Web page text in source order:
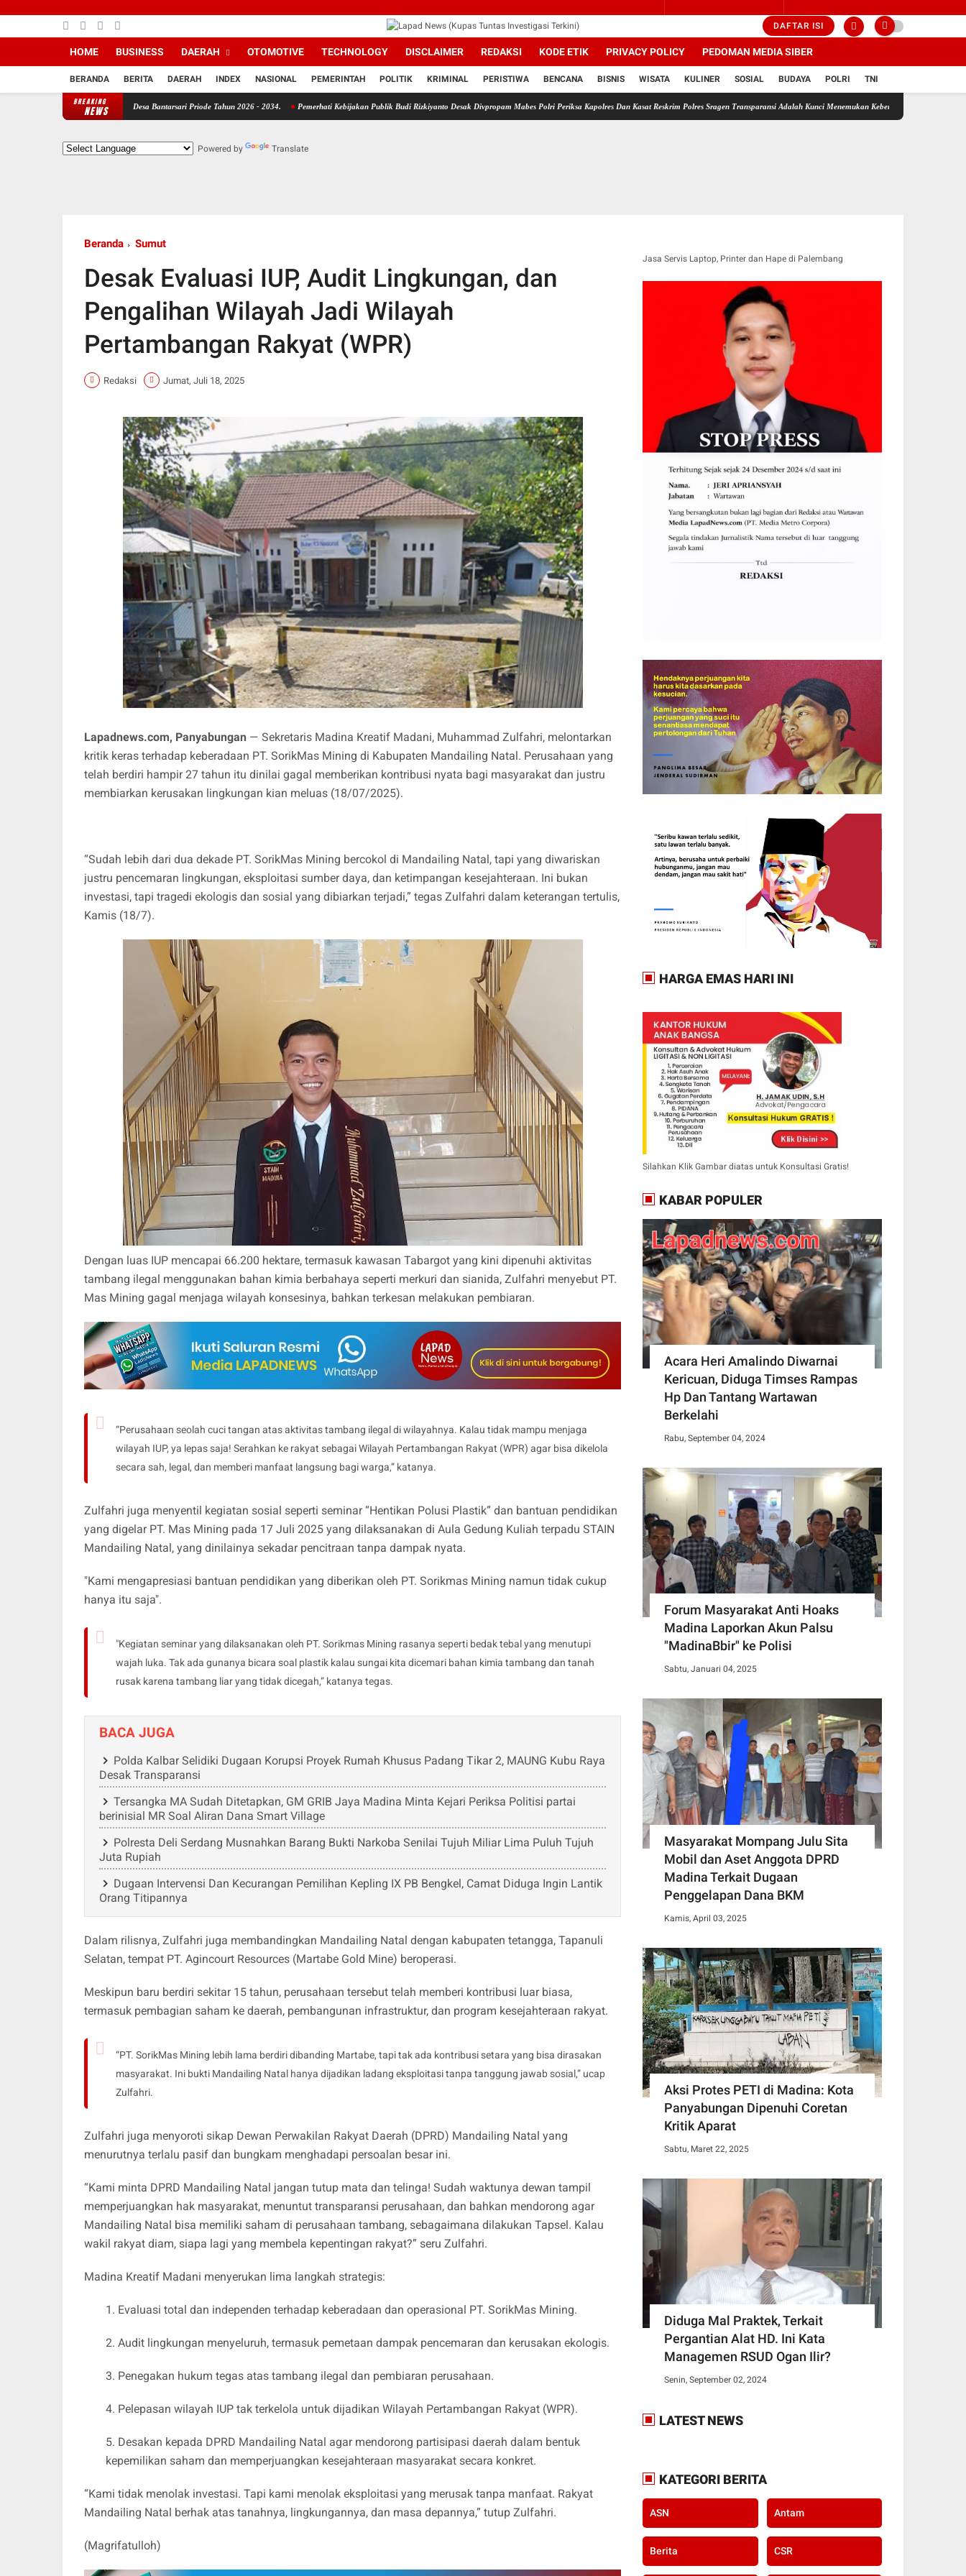
DAFTAR ISI
HOME BUSINESS DAERAH OTOMOTIVE TECHNOLOGY DISCLAIMER REDAKSI KODE ETIK PRIVACY POLICY PEDOMAN MEDIA SIBER
BERANDA BERITA DAERAH INDEX NASIONAL PEMERINTAH POLITIK KRIMINAL PERISTIWA BENCANA BISNIS WISATA KULINER SOSIAL BUDAYA POLRI TNI
BREAKING
NEWS
Calon Kepala Desa Bantarsari Priode Tahun 2026 - 2034. Pemerhati Kebijakan Publik Budi Rizkiyanto Desak Divpropam Mabes Polri Periksa Kapolres Dan Kasat Reskrim Polres Sragen Transparansi Adalah Kunci Menemukan Kebenaran Wujud Nyata Polri
Powered by Translate
Beranda Sumut
Desak Evaluasi IUP, Audit Lingkungan, dan
Pengalihan Wilayah Jadi Wilayah
Pertambangan Rakyat (WPR)
Redaksi Jumat, Juli 18, 2025
Lapadnews.com, Panyabungan — Sekretaris Madina Kreatif Madani, Muhammad Zulfahri, melontarkan
kritik keras terhadap keberadaan PT. SorikMas Mining di Kabupaten Mandailing Natal. Perusahaan yang
telah berdiri hampir 27 tahun itu dinilai gagal memberikan kontribusi nyata bagi masyarakat dan justru
membiarkan kerusakan lingkungan kian meluas (18/07/2025).
“Sudah lebih dari dua dekade PT. SorikMas Mining bercokol di Mandailing Natal, tapi yang diwariskan
justru pencemaran lingkungan, eksploitasi sumber daya, dan ketimpangan kesejahteraan. Ini bukan
investasi, tapi tragedi ekologis dan sosial yang dibiarkan terjadi,” tegas Zulfahri dalam keterangan tertulis,
Kamis (18/7).
Dengan luas IUP mencapai 66.200 hektare, termasuk kawasan Tabargot yang kini dipenuhi aktivitas
tambang ilegal menggunakan bahan kimia berbahaya seperti merkuri dan sianida, Zulfahri menyebut PT.
Mas Mining gagal menjaga wilayah konsesinya, bahkan terkesan melakukan pembiaran.
“Perusahaan seolah cuci tangan atas aktivitas tambang ilegal di wilayahnya. Kalau tidak mampu menjaga
wilayah IUP, ya lepas saja! Serahkan ke rakyat sebagai Wilayah Pertambangan Rakyat (WPR) agar bisa dikelola
secara sah, legal, dan memberi manfaat langsung bagi warga,” katanya.
Zulfahri juga menyentil kegiatan sosial seperti seminar “Hentikan Polusi Plastik” dan bantuan pendidikan
yang digelar PT. Mas Mining pada 17 Juli 2025 yang dilaksanakan di Aula Gedung Kuliah terpadu STAIN
Mandailing Natal, yang dinilainya sekadar pencitraan tanpa dampak nyata.
"Kami mengapresiasi bantuan pendidikan yang diberikan oleh PT. Sorikmas Mining namun tidak cukup
hanya itu saja".
"Kegiatan seminar yang dilaksanakan oleh PT. Sorikmas Mining rasanya seperti bedak tebal yang menutupi
wajah luka. Tak ada gunanya bicara soal plastik kalau sungai kita dicemari bahan kimia tambang dan tanah
rusak karena tambang liar yang tidak dicegah,” katanya tegas.
BACA JUGA
Polda Kalbar Selidiki Dugaan Korupsi Proyek Rumah Khusus Padang Tikar 2, MAUNG Kubu Raya
Desak Transparansi
Tersangka MA Sudah Ditetapkan, GM GRIB Jaya Madina Minta Kejari Periksa Politisi partai
berinisial MR Soal Aliran Dana Smart Village
Polresta Deli Serdang Musnahkan Barang Bukti Narkoba Senilai Tujuh Miliar Lima Puluh Tujuh
Juta Rupiah
Dugaan Intervensi Dan Kecurangan Pemilihan Kepling IX PB Bengkel, Camat Diduga Ingin Lantik
Orang Titipannya
Dalam rilisnya, Zulfahri juga membandingkan Mandailing Natal dengan kabupaten tetangga, Tapanuli
Selatan, tempat PT. Agincourt Resources (Martabe Gold Mine) beroperasi.
Meskipun baru berdiri sekitar 15 tahun, perusahaan tersebut telah memberi kontribusi luar biasa,
termasuk pembagian saham ke daerah, pembangunan infrastruktur, dan program kesejahteraan rakyat.
“PT. SorikMas Mining lebih lama berdiri dibanding Martabe, tapi tak ada kontribusi setara yang bisa dirasakan
masyarakat. Ini bukti Mandailing Natal hanya dijadikan ladang eksploitasi tanpa tanggung jawab sosial,” ucap
Zulfahri.
Zulfahri juga menyoroti sikap Dewan Perwakilan Rakyat Daerah (DPRD) Mandailing Natal yang
menurutnya terlalu pasif dan bungkam menghadapi persoalan besar ini.
“Kami minta DPRD Mandailing Natal jangan tutup mata dan telinga! Sudah waktunya dewan tampil
memperjuangkan hak masyarakat, menuntut transparansi perusahaan, dan bahkan mendorong agar
Mandailing Natal bisa memiliki saham di perusahaan tambang, sebagaimana dilakukan Tapsel. Kalau
wakil rakyat diam, siapa lagi yang membela kepentingan rakyat?” seru Zulfahri.
Madina Kreatif Madani menyerukan lima langkah strategis:
1. Evaluasi total dan independen terhadap keberadaan dan operasional PT. SorikMas Mining.
2. Audit lingkungan menyeluruh, termasuk pemetaan dampak pencemaran dan kerusakan ekologis.
3. Penegakan hukum tegas atas tambang ilegal dan pembiaran perusahaan.
4. Pelepasan wilayah IUP tak terkelola untuk dijadikan Wilayah Pertambangan Rakyat (WPR).
5. Desakan kepada DPRD Mandailing Natal agar mendorong partisipasi daerah dalam bentuk
kepemilikan saham dan memperjuangkan kesejahteraan masyarakat secara konkret.
“Kami tidak menolak investasi. Tapi kami menolak eksploitasi yang merusak tanpa manfaat. Rakyat
Mandailing Natal berhak atas tanahnya, lingkungannya, dan masa depannya,” tutup Zulfahri.
(Magrifatulloh)
Jasa Servis Laptop, Printer dan Hape di Palembang
HARGA EMAS HARI INI
Silahkan Klik Gambar diatas untuk Konsultasi Gratis!
KABAR POPULER
Acara Heri Amalindo Diwarnai
Kericuan, Diduga Timses Rampas
Hp Dan Tantang Wartawan
Berkelahi
Rabu, September 04, 2024
Forum Masyarakat Anti Hoaks
Madina Laporkan Akun Palsu
"MadinaBbir" ke Polisi
Sabtu, Januari 04, 2025
Masyarakat Mompang Julu Sita
Mobil dan Aset Anggota DPRD
Madina Terkait Dugaan
Penggelapan Dana BKM
Kamis, April 03, 2025
Aksi Protes PETI di Madina: Kota
Panyabungan Dipenuhi Coretan
Kritik Aparat
Sabtu, Maret 22, 2025
Diduga Mal Praktek, Terkait
Pergantian Alat HD. Ini Kata
Managemen RSUD Ogan Ilir?
Senin, September 02, 2024
LATEST NEWS
KATEGORI BERITA
ASN Antam
Berita CSR